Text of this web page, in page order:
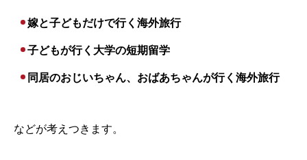
嫁と子どもだけで行く海外旅行
子どもが行く大学の短期留学
同居のおじいちゃん、おばあちゃんが行く海外旅行
などが考えつきます。